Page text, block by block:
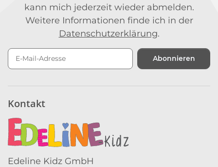
kann mich jederzeit wieder abmelden.
Weitere Informationen finde ich in der
Datenschutzerklärung.
Abonnieren
Kontakt
Edeline Kidz GmbH